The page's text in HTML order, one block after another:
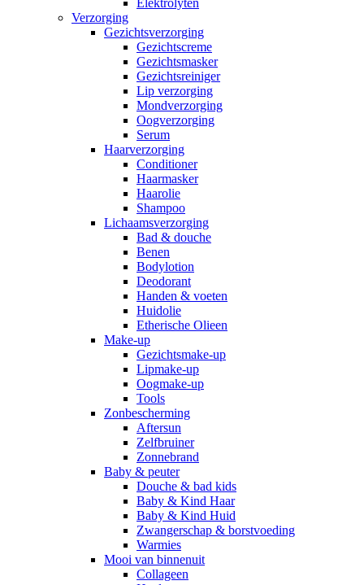
Elektrolyten
Verzorging
Gezichtsverzorging
Gezichtscreme
Gezichtsmasker
Gezichtsreiniger
Lip verzorging
Mondverzorging
Oogverzorging
Serum
Haarverzorging
Conditioner
Haarmasker
Haarolie
Shampoo
Lichaamsverzorging
Bad & douche
Benen
Bodylotion
Deodorant
Handen & voeten
Huidolie
Etherische Olieen
Make-up
Gezichtsmake-up
Lipmake-up
Oogmake-up
Tools
Zonbescherming
Aftersun
Zelfbruiner
Zonnebrand
Baby & peuter
Douche & bad kids
Baby & Kind Haar
Baby & Kind Huid
Zwangerschap & borstvoeding
Warmies
Mooi van binnenuit
Collageen